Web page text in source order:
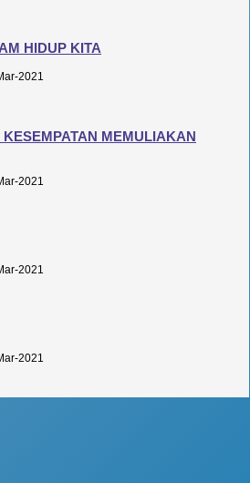
HIDUP KITA
2021
MEMULIAKAN
2021
2021
2021